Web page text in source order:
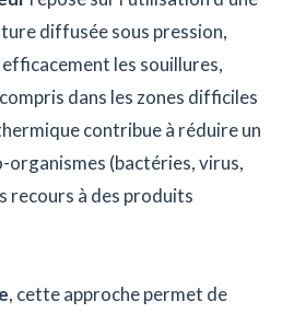
diffusée sous pression,
les souillures,
dans les zones difficiles
contribue à réduire un
organismes (bactéries, virus,
recours à des produits
, cette approche permet de